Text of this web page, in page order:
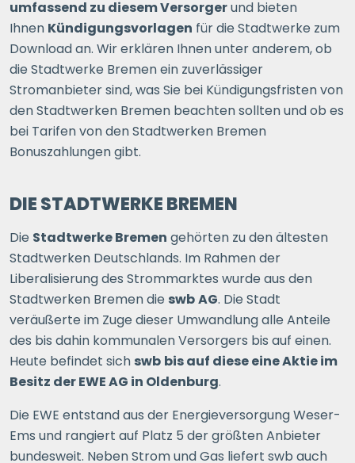
umfassend zu diesem Versorgerund bieten
Ihnen Kündigungsvorlagen für die Stadtwerke zum
Download an. Wir erklären Ihnen unter anderem, ob
die Stadtwerke Bremen ein zuverlässiger
Stromanbieter sind, was Sie bei Kündigungsfristen von
den Stadtwerken Bremen beachten sollten und ob es
bei Tarifen von den Stadtwerken Bremen
Bonuszahlungen gibt.
DIE STADTWERKE BREMEN
Die Stadtwerke Bremen gehörten zu den ältesten
Stadtwerken Deutschlands. Im Rahmen der
Liberalisierung des Strommarktes wurde aus den
Stadtwerken Bremen die swbAG. Die Stadt
veräußerte im Zuge dieser Umwandlung alle Anteile
des bis dahin kommunalen Versorgers bis auf einen.
Heute befindet sich swb bis auf diese eine Aktie im
Besitz der EWE AG in Oldenburg.
Die EWE entstand aus der Energieversorgung Weser-
Ems und rangiert auf Platz 5 der größten Anbieter
bundesweit. Neben Strom und Gas liefert swb auch